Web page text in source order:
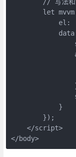
let
el:
            }
        });
    </script>
</body>